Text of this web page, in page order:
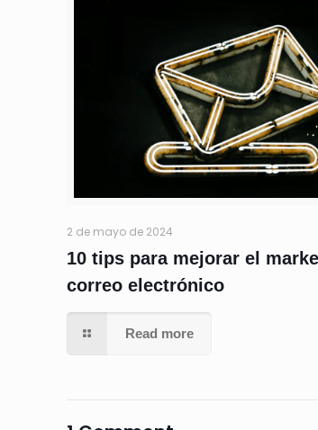
2 de mayo de 2024
10 tips para mejorar el
correo electrónico
Read more